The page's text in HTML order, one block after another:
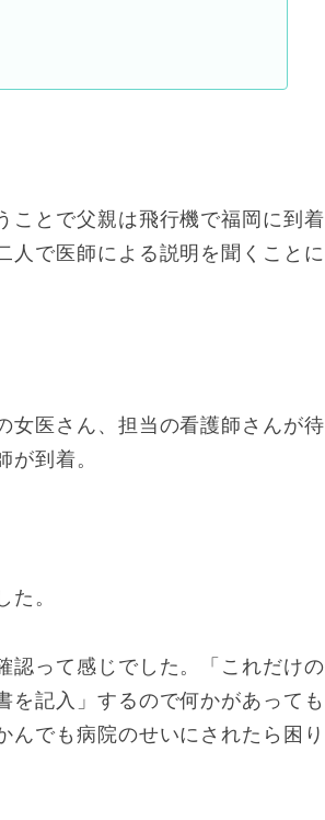
ことで父親は飛行機で福岡に到着
人で医師による説明を聞くことに
女医さん、担当の看護師さんが待
が到着。
た。
認って感じでした。「これだけの
を記入」するので何かがあっても
んでも病院のせいにされたら困り